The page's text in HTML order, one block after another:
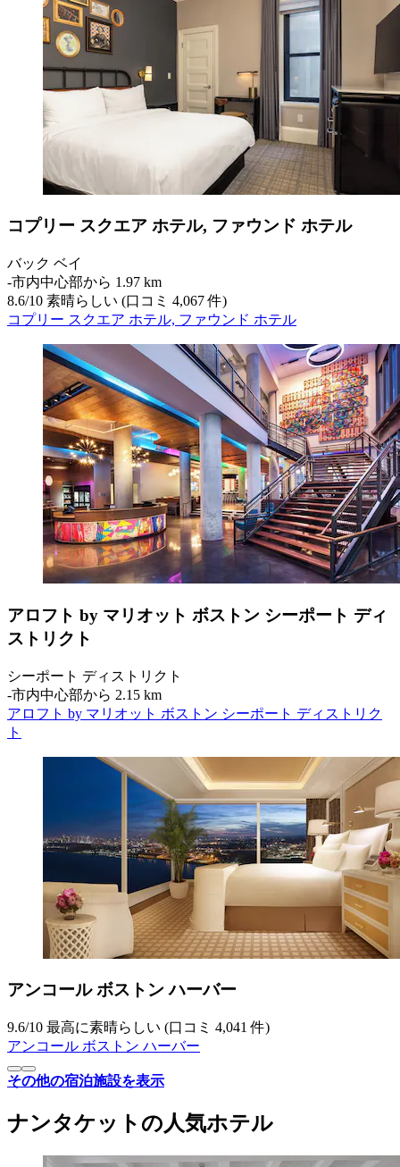
コプリー スクエア ホテル, ファウンド ホテル
バック ベイ
‐市内中心部から 1.97 km
8.6/10 素晴らしい (口コミ 4,067 件)
コプリー スクエア ホテル, ファウンド ホテル
アロフト by マリオット ボストン シーポート ディ
ストリクト
シーポート ディストリクト
‐市内中心部から 2.15 km
アロフト by マリオット ボストン シーポート ディストリク
ト
アンコール ボストン ハーバー
9.6/10 最高に素晴らしい (口コミ 4,041 件)
アンコール ボストン ハーバー
その他の宿泊施設を表示
ナンタケットの人気ホテル